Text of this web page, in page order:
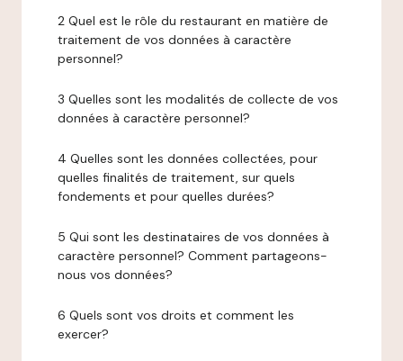
2 Quel est le rôle du restaurant en matière de
traitement de vos données à caractère
personnel?
3 Quelles sont les modalités de collecte de vos
données à caractère personnel?
4 Quelles sont les données collectées, pour
quelles finalités de traitement, sur quels
fondements et pour quelles durées?
5 Qui sont les destinataires de vos données à
caractère personnel? Comment partageons-
nous vos données?
6 Quels sont vos droits et comment les
exercer?